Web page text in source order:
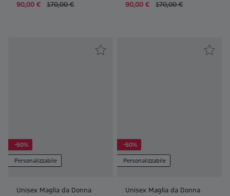
90,00 €
170,00 €
90,00 €
170,00 €
Frauen Unisex Maglia da Donna Casa Allianz 25-26
-50%
Personalizzabile
Unisex Maglia da Donna
Frauen Unisex Maglia da
-50%
Personalizzabile
Unisex Maglia da Donna